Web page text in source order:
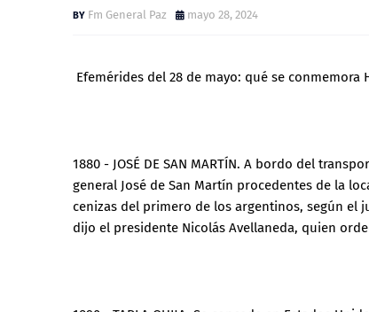
Fm General Paz mayo 28, 2024
Efemérides del 28 de mayo: qué se conmemora
1880 - JOSÉ DE SAN MARTÍN. A bordo del
general José de San Martín procedentes de la
cenizas del primero de los argentinos, según el
dijo el presidente Nicolás Avellaneda, quien